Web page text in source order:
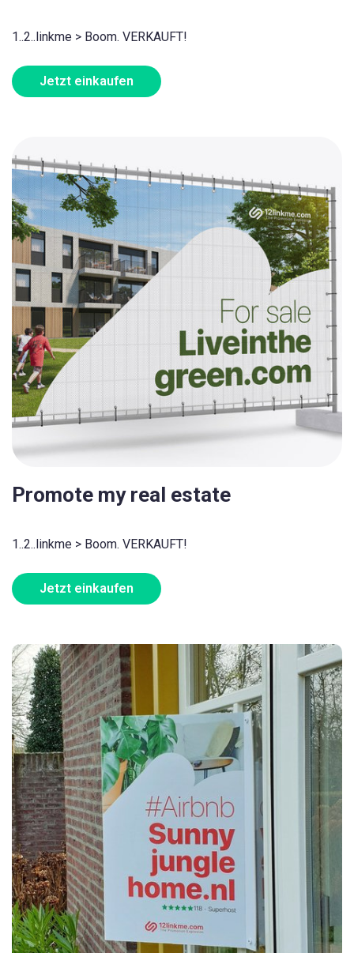
1..2..linkme > Boom. VERKAUFT!
Jetzt einkaufen
Promote my real estate
1..2..linkme > Boom. VERKAUFT!
Jetzt einkaufen